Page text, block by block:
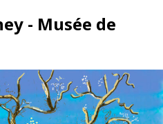
- Musée de